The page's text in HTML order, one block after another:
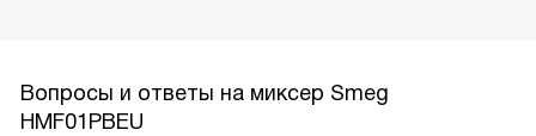
Вопросы и ответы на миксер Smeg
HMF01PBEU